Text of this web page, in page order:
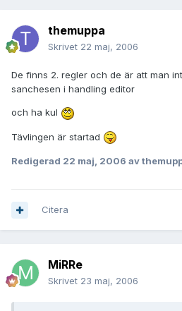
themuppa
Skrivet 22 maj, 2006
De finns 2. regler och de är att man
sanchesen i handling editor
och ha kul
Tävlingen är startad
Redigerad 22 maj, 2006 av
Citera
MiRRe
Skrivet 23 maj, 2006